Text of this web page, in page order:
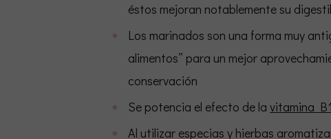
éstos mejoran notablemente su
Los marinados son una forma muy
alimentos” para un mejor
conservación
Se potencia el efecto de la vitamina
Al utilizar especias y hierbas